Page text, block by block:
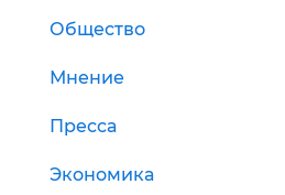
Общество
Мнение
Пресса
Экономика